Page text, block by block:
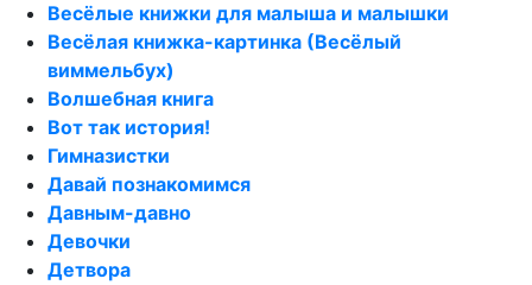
Весёлые книжки для малыша и малышки
Весёлая книжка-картинка (Весёлый
виммельбух)
Волшебная книга
Вот так история!
Гимназистки
Давай познакомимся
Давным-давно
Девочки
Детвора